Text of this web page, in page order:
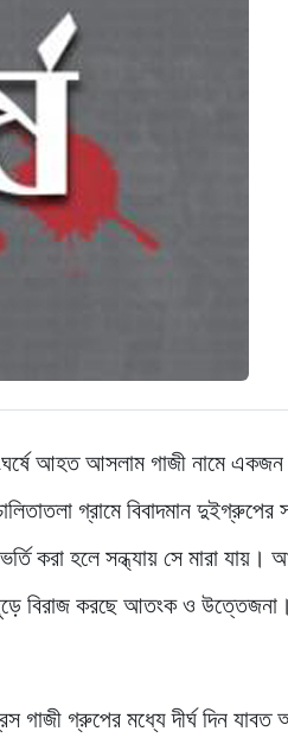
আহত আসলাম গাজী নামে
গ্রামে বিবাদমান দুইগ্রুপের
করা হলে সন্ধ্যায় সে মারা যায়।
বিরাজ করছে আতংক ও
গাজী গ্রুপের মধ্যে দীর্ঘ দিন